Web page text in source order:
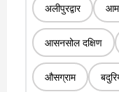
अलीपुरद्वार
आसनसोल दक्षिण
औसग्राम